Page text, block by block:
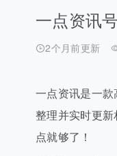
一点资讯号
2个月前更新
一点资讯是一
整理并实时更
点就够了！